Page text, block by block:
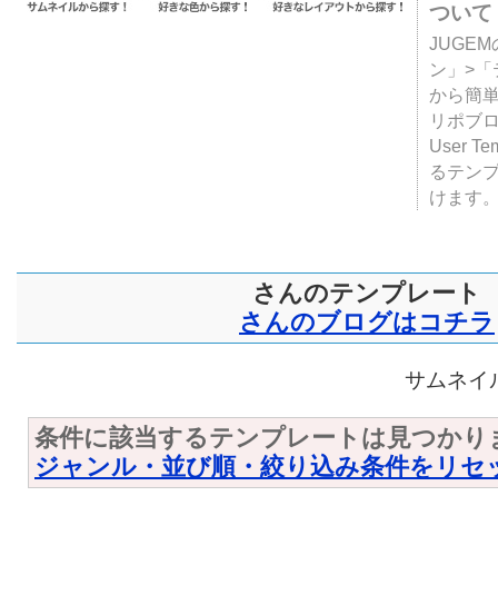
ついて
JUGEM
ン」>
から簡
リポブ
User
るテン
けます
さんのテンプレート
さんのブログはコチラ
サムネイ
条件に該当するテンプレートは見つかり
ジャンル・並び順・絞り込み条件をリセ